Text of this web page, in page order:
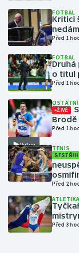
Judo
Krasobruslení
Lezení
Lyže a snowboard
Moderní pětiboj
Motorsport
Olympijské hry
Parasport
Plavání
Plážový volejbal
FOTBAL
Kritici
Před 1
FOTBAL
o titul
Před 1
Video
OSTATNÍ
ŽIVĚ
Brodě
Před 1
TENIS
SESTŘIH
Před 2
ATLETIKA
Před 3